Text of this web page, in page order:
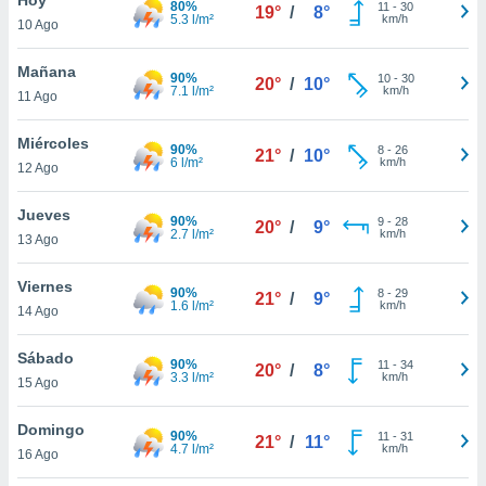
en
más
nuestra
de
cookies
aceptar
10 Ago
80%
5.3 l/m²
19° / 8° 11 - 30
km/h
Mañana
11 Ago
90%
7.1 l/m²
20° / 10° 10- 30
km/h
Miércoles
12 Ago
90%
6 l/m²
21° / 10° 8- 26
km/h
Jueves
13 Ago
90%
2.7 l/m²
20° / 9° 9- 28
km/h
Viernes
14 Ago
90%
1.6 l/m²
21° / 9° 8- 29
km/h
Sábado
15 Ago
90%
3.3 l/m²
20° / 8° 11 - 34
km/h
Domingo
16 Ago
90%
4.7 l/m²
21° / 11° 11 - 31
km/h